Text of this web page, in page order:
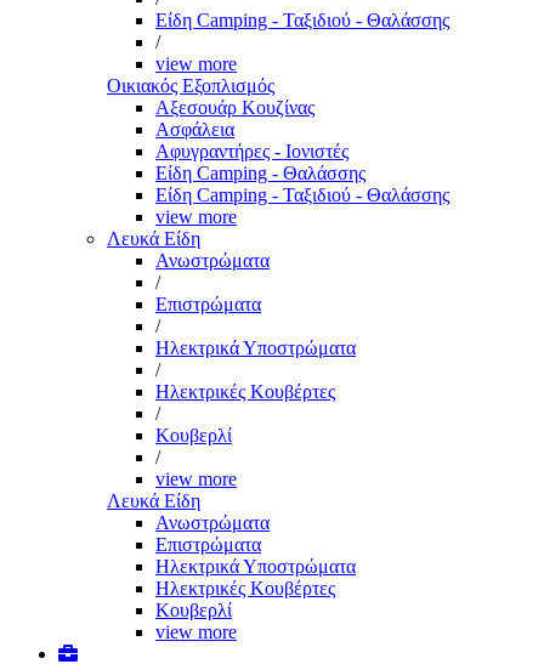
Είδη Camping - Ταξιδιού - Θαλάσσης
/
view more
Οικιακός Εξοπλισμός
Αξεσουάρ Κουζίνας
Ασφάλεια
Αφυγραντήρες - Ιονιστές
Είδη Camping - Θαλάσσης
Είδη Camping - Ταξιδιού - Θαλάσσης
view more
Λευκά Είδη
Ανωστρώματα
/
Επιστρώματα
/
Ηλεκτρικά Υποστρώματα
/
Ηλεκτρικές Κουβέρτες
/
Κουβερλί
/
view more
Λευκά Είδη
Ανωστρώματα
Επιστρώματα
Ηλεκτρικά Υποστρώματα
Ηλεκτρικές Κουβέρτες
Κουβερλί
view more